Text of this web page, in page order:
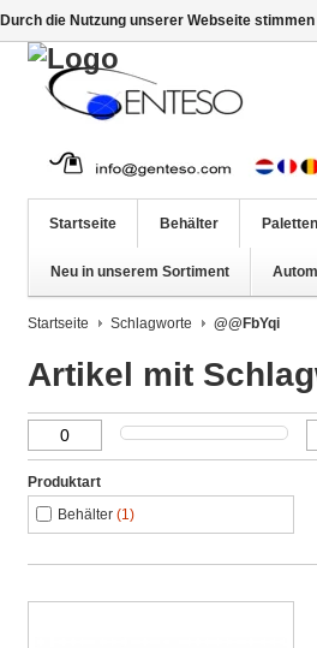
Startseite Behälter Paletten
Neu in unserem Sortiment
Startseite Schlagworte @@FbYqi
Artikel mit
Produktart
Behälter (1)
Durch die Nutzung unserer Webseite